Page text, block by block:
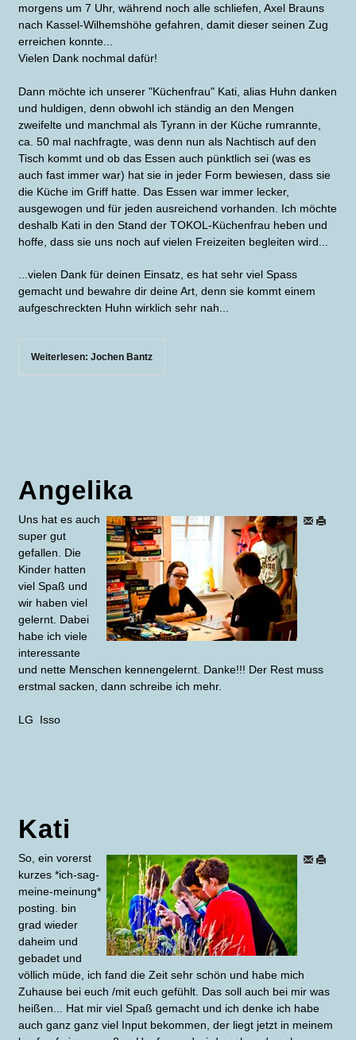
morgens um 7 Uhr, während noch alle schliefen, Axel Brauns
nach Kassel-Wilhemshöhe gefahren, damit dieser seinen Zug
erreichen konnte...
Vielen Dank nochmal dafür!
Dann möchte ich unserer "Küchenfrau" Kati, alias Huhn danken
und huldigen, denn obwohl ich ständig an den Mengen
zweifelte und manchmal als Tyrann in der Küche rumrannte,
ca. 50 mal nachfragte, was denn nun als Nachtisch auf den
Tisch kommt und ob das Essen auch pünktlich sei (was es
auch fast immer war) hat sie in jeder Form bewiesen, dass sie
die Küche im Griff hatte. Das Essen war immer lecker,
ausgewogen und für jeden ausreichend vorhanden. Ich möchte
deshalb Kati in den Stand der TOKOL-Küchenfrau heben und
hoffe, dass sie uns noch auf vielen Freizeiten begleiten wird...
...vielen Dank für deinen Einsatz, es hat sehr viel Spass
gemacht und bewahre dir deine Art, denn sie kommt einem
aufgeschreckten Huhn wirklich sehr nah...
Weiterlesen: Jochen Bantz
Angelika
Uns hat es auch
super gut
gefallen. Die
Kinder hatten
viel Spaß und
wir haben viel
gelernt. Dabei
habe ich viele
interessante
und nette Menschen kennengelernt. Danke!!! Der Rest muss
erstmal sacken, dann schreibe ich mehr.
LG Isso
Kati
So, ein vorerst
kurzes *ich-sag-
meine-meinung*
posting. bin
grad wieder
daheim und
gebadet und
völlich müde, ich fand die Zeit sehr schön und habe mich
Zuhause bei euch /mit euch gefühlt. Das soll auch bei mir was
heißen... Hat mir viel Spaß gemacht und ich denke ich habe
auch ganz ganz viel Input bekommen, der liegt jetzt in meinem